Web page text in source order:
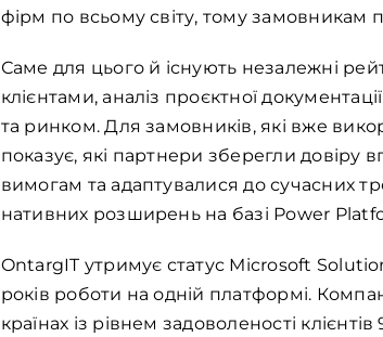
фірм по всьому світу, тому
Саме для цього й існують незалежні
клієнтами, аналіз проєктної
та ринком. Для замовників, які вже
показує, які партнери зберегли довіру
вимогам та адаптувалися до сучасних
нативних розширень на базі Power
OntargIT утримує статус Microsoft
років роботи на одній платформі.
країнах із рівнем задоволеності